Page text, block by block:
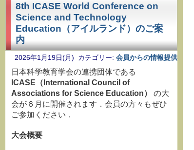
8th ICASE World Conference on
Science and Technology
Education（アイルランド）のご案
内
2026年1月19日(月) カテゴリー: 会員からの情報提供
日本科学教育学会の連携団体である
ICASE （ International Council of
Associations for Science Education）
の大
会が６月に開催されます．会員の方々もぜひ
ご参加ください．
大会概要